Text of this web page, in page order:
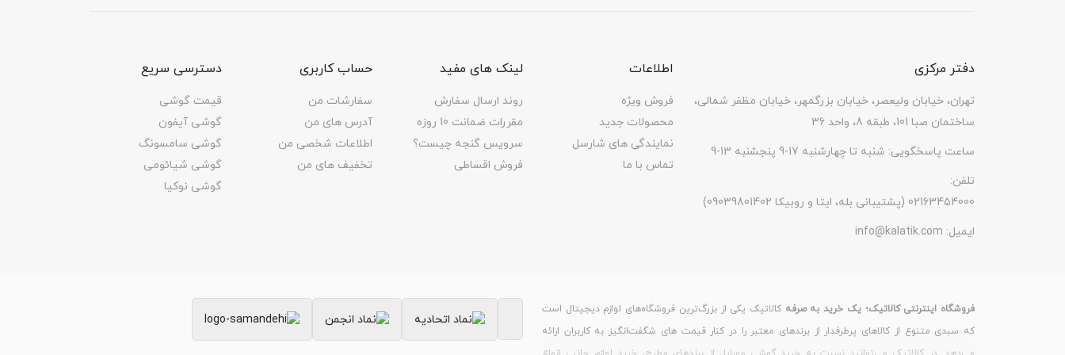
دفتر مرکزی
تهران، خیابان ولیعصر، خیابان بزرگمهر، خیابان مظفر شمالی،
ساختمان صبا 101، طبقه 8، واحد 36
ساعت پاسخگویی: شنبه تا چهارشنبه 17-9 پنجشنبه 13-9
تلفن:
(پشتیبانی بله، ایتا و روبیکا 09039801402) 02163454000
ایمیل: info@kalatik.com
اطلاعات
فروش ویژه
محصولات جدید
نمایندگی های شارسل
تماس با ما
لینک های مفید
روند ارسال سفارش
مقررات ضمانت 10 روزه
سرویس گنجه چیست؟
فروش اقساطی
حساب کاربری
سفارشات من
آدرس های من
اطلاعات شخصی من
تخفیف های من
دسترسی سریع
قیمت گوشی
گوشی آیفون
گوشی سامسونگ
گوشی شیائومی
گوشی نوکیا
فروشگاه اینترنتی کالاتیک؛ یک خرید به صرفه کالاتیک یکی از بزرگ‌ترین فروشگاه‌های لوازم دیجیتال است
که سبدی متنوع از کالاهای پرطرفدار از برندهای معتبر را در کنار قیمت های شگفت‌انگیز به کاربران ارائه